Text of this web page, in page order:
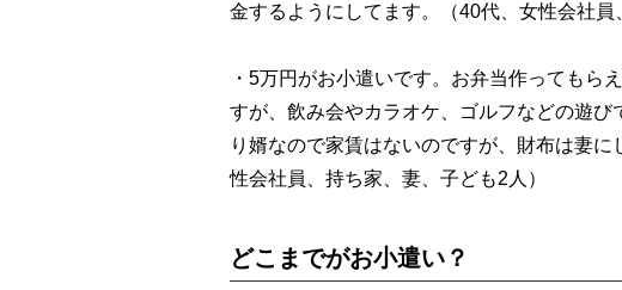
金するようにしてます。（40代、女性会社員
・5万円がお小遣いです。お弁当作ってもら
すが、飲み会やカラオケ、ゴルフなどの遊び
り婿なので家賃はないのですが、財布は妻
性会社員、持ち家、妻、子ども2人）
どこまでがお小遣い？